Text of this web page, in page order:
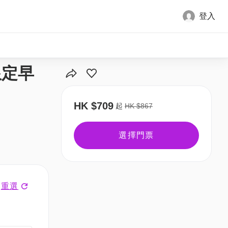
登入
早
重選
HK $709 起 HK $867
選擇門票